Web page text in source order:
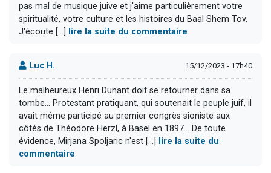
pas mal de musique juive et j'aime particulièrement votre
spiritualité, votre culture et les histoires du Baal Shem Tov.
J'écoute [...]
lire la suite du commentaire
Luc H. 15/12/2023 - 17h40
Le malheureux Henri Dunant doit se retourner dans sa
tombe... Protestant pratiquant, qui soutenait le peuple juif, il
avait même participé au premier congrès sioniste aux
côtés de Théodore Herzl, à Basel en 1897... De toute
évidence, Mirjana Spoljaric n'est [...]
lire la suite du
commentaire